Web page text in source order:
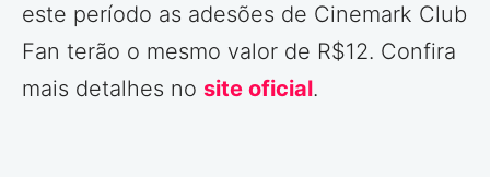
este período as adesões de Cinemark Club
Fan terão o mesmo valor de R$12. Confira
mais detalhes no site oficial.